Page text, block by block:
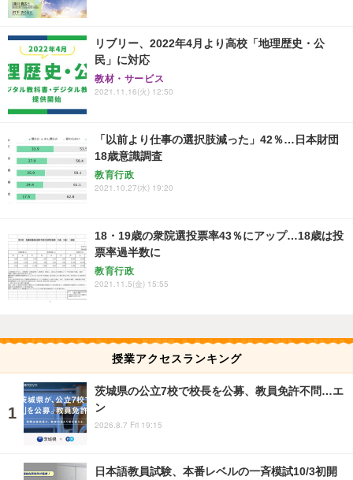
リブリー、2022年4月より高校「地理歴史・公
民」に対応
教材・サービス
2021.11.16(火) 12:50
「以前より仕事の選択肢減った」42％…日本財団
18歳意識調査
教育行政
2021.10.27(水) 19:20
18・19歳の衆院選投票率43％にアップ…18歳は投
票率過半数に
教育行政
2021.11.5(金) 15:55
授業アクセスランキング
茨城県の公立7校で校長を公募、教員免許不問…エ
ン
2026.8.7 Fri 19:15
日本語教員試験、本番レベルの一斉模試10/3初開